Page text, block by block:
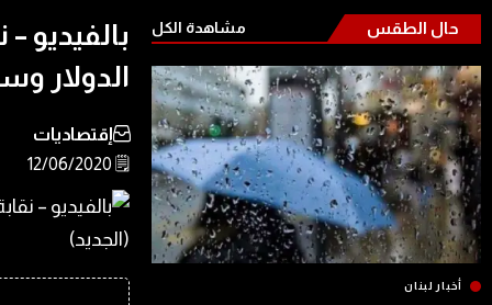
حال الطقس مشاهدة الكل
أخبار لبنان
بالفيديو
الدولار
🗒️ 12/06/2020
إقتصاديات